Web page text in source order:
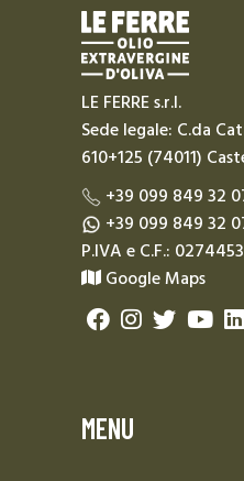
LE FERRE s.r.l.
Sede legale: C.da
610+125 (74011)
+39 099 849 32
+39 099 849 32
P.IVA e C.F.:
Google Maps
MENU